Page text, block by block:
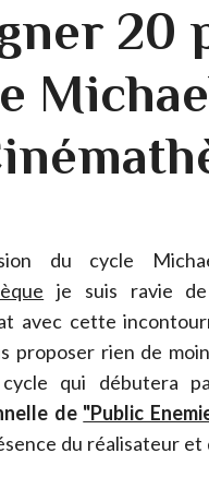
20
du cycle
je suis ravie
avec cette
proposer rien de
qui débutera
de "Public
du réalisateur et